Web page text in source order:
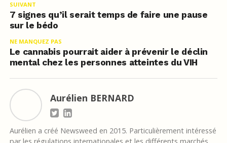
SUIVANT
7 signes qu’il serait temps de faire une pause
sur le bédo
NE MANQUEZ PAS
Le cannabis pourrait aider à prévenir le déclin
mental chez les personnes atteintes du VIH
Aurélien BERNARD
Aurélien a créé Newsweed en 2015. Particulièrement intéressé